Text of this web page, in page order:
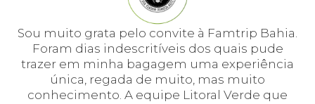
Sou muito grata pelo convite à Famtrip Bahia.
Foram dias indescritíveis dos quais pude
trazer em minha bagagem uma experiência
única, regada de muito, mas muito
conhecimento. A equipe Litoral Verde que